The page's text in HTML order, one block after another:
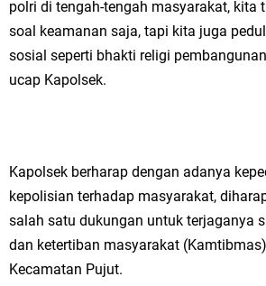
polri di tengah-tengah masyarakat, kita
soal keamanan saja, tapi kita juga
sosial seperti bhakti religi
ucap Kapolsek.
Kapolsek berharap dengan adanya
kepolisian terhadap masyarakat,
salah satu dukungan untuk terjaganya
dan ketertiban masyarakat
Kecamatan Pujut.